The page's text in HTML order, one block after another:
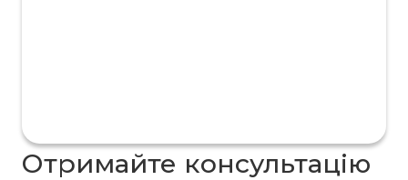
Отримайте консультацію